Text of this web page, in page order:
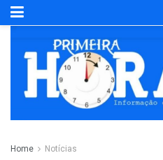
Home Notícias